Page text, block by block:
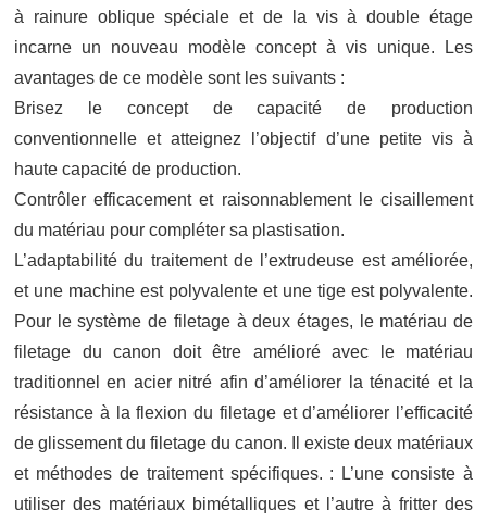
à rainure oblique spéciale et de la vis à double étage
incarne un nouveau modèle concept à vis unique. Les
avantages de ce modèle sont les suivants :
Brisez le concept de capacité de production
conventionnelle et atteignez l’objectif d’une petite vis à
haute capacité de production.
Contrôler efficacement et raisonnablement le cisaillement
du matériau pour compléter sa plastisation.
L’adaptabilité du traitement de l’extrudeuse est améliorée,
et une machine est polyvalente et une tige est polyvalente.
Pour le système de filetage à deux étages, le matériau de
filetage du canon doit être amélioré avec le matériau
traditionnel en acier nitré afin d’améliorer la ténacité et la
résistance à la flexion du filetage et d’améliorer l’efficacité
de glissement du filetage du canon. Il existe deux matériaux
et méthodes de traitement spécifiques. : L’une consiste à
utiliser des matériaux bimétalliques et l’autre à fritter des